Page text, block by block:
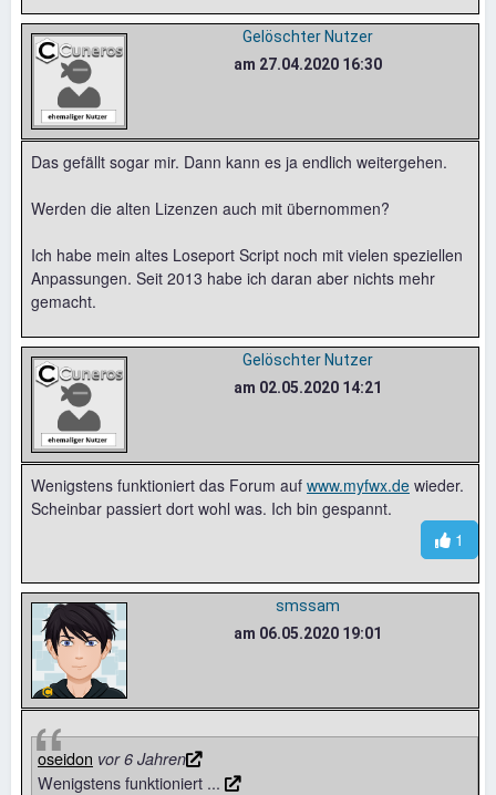
Gelöschter Nutzer
am 27.04.2020 16:30
Das gefällt sogar mir. Dann kann es ja endlich weitergehen.
Werden die alten Lizenzen auch mit übernommen?
Ich habe mein altes Loseport Script noch mit vielen speziellen
Anpassungen. Seit 2013 habe ich daran aber nichts mehr
gemacht.
Gelöschter Nutzer
am 02.05.2020 14:21
Wenigstens funktioniert das Forum auf www.myfwx.de wieder.
Scheinbar passiert dort wohl was. Ich bin gespannt.
1
smssam
am 06.05.2020 19:01
oseidon vor 6 Jahren
Wenigstens funktioniert ...